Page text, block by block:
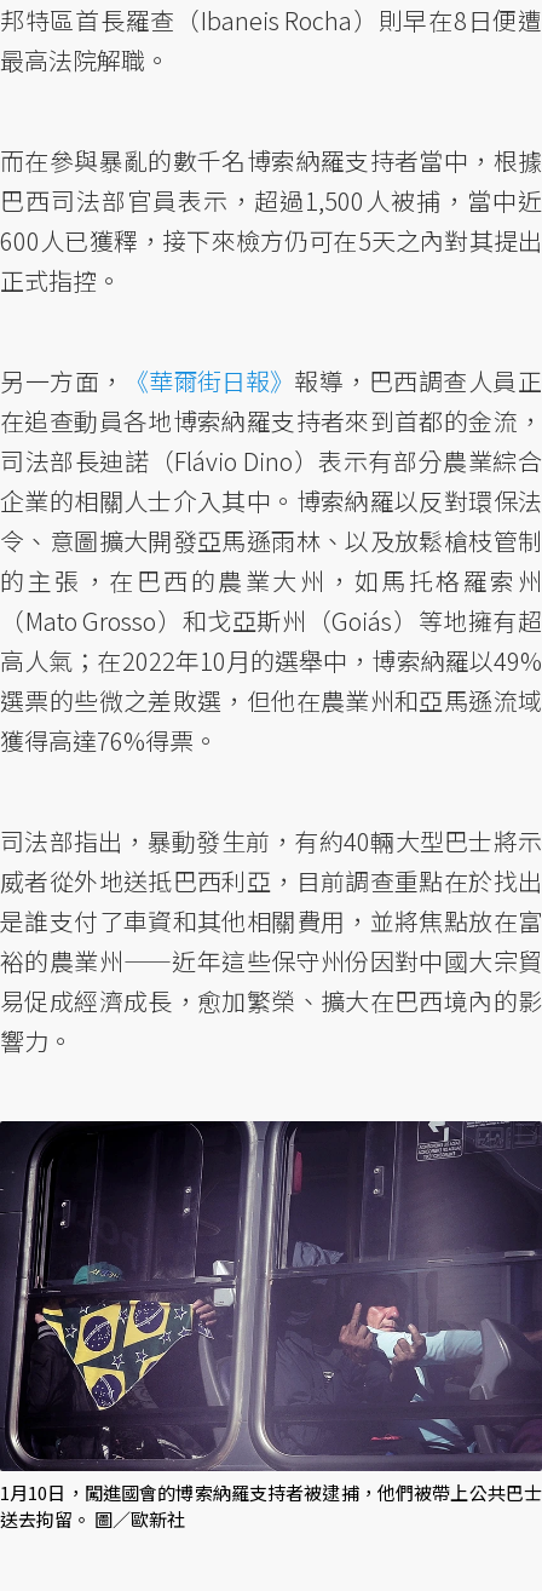
邦特區首長羅查（Ibaneis Rocha）則早在8日便遭
最高法院解職。
而在參與暴亂的數千名博索納羅支持者當中，根據
巴西司法部官員表示，超過1,500人被捕，當中近
600人已獲釋，接下來檢方仍可在5天之內對其提出
正式指控。
另一方面， 《華爾街日報》 報導，巴西調查人員正
在追查動員各地博索納羅支持者來到首都的金流，
司法部長迪諾（Flávio Dino）表示有部分農業綜合
企業的相關人士介入其中。博索納羅以反對環保法
令、意圖擴大開發亞馬遜雨林、以及放鬆槍枝管制
的主張，在巴西的農業大州，如馬托格羅索州
（Mato Grosso）和戈亞斯州（Goiás）等地擁有超
高人氣；在2022年10月的選舉中，博索納羅以49%
選票的些微之差敗選，但他在農業州和亞馬遜流域
獲得高達76%得票。
司法部指出，暴動發生前，有約40輛大型巴士將示
威者從外地送抵巴西利亞，目前調查重點在於找出
是誰支付了車資和其他相關費用，並將焦點放在富
裕的農業州——近年這些保守州份因對中國大宗貿
易促成經濟成長，愈加繁榮、擴大在巴西境內的影
響力。
1月10日，闖進國會的博索納羅支持者被逮捕，他們被帶上公共巴士
送去拘留。 圖／歐新社